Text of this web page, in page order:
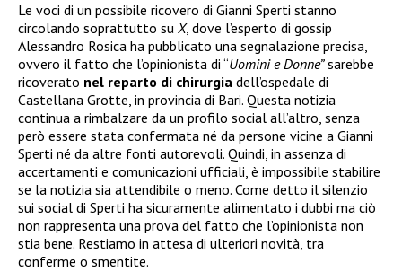
Le voci di un possibile ricovero di Gianni Sperti stanno
circolando soprattutto su X, dove l’esperto di gossip
Alessandro Rosica ha pubblicato una segnalazione precisa,
ovvero il fatto che l’opinionista di “Uomini e Donne”sarebbe
ricoverato nel reparto di chirurgia dell’ospedale di
Castellana Grotte, in provincia di Bari. Questa notizia
continua a rimbalzare da un profilo social all’altro, senza
però essere stata confermata né da persone vicine a Gianni
Sperti né da altre fonti autorevoli. Quindi, in assenza di
accertamenti e comunicazioni ufficiali, è impossibile stabilire
se la notizia sia attendibile o meno. Come detto il silenzio
sui social di Sperti ha sicuramente alimentato i dubbi ma ciò
non rappresenta una prova del fatto che l’opinionista non
stia bene. Restiamo in attesa di ulteriori novità, tra
conferme o smentite.